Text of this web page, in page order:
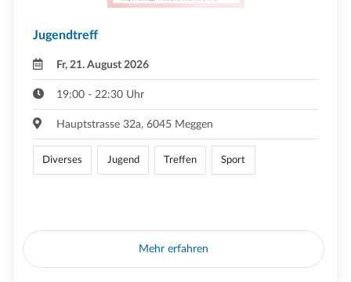
Jugendtreff
Fr, 21. August 2026
19:00 - 22:30 Uhr
Hauptstrasse 32a, 6045 Meggen
Diverses Jugend Treffen Sport
Mehr erfahren